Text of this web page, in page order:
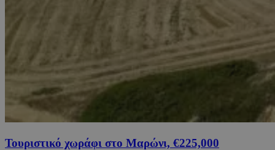
Τουριστικό χωράφι στο Μαρώνι, €225,000